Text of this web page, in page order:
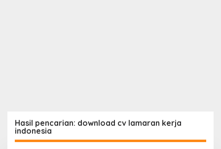
Hasil pencarian: download cv lamaran kerja
indonesia